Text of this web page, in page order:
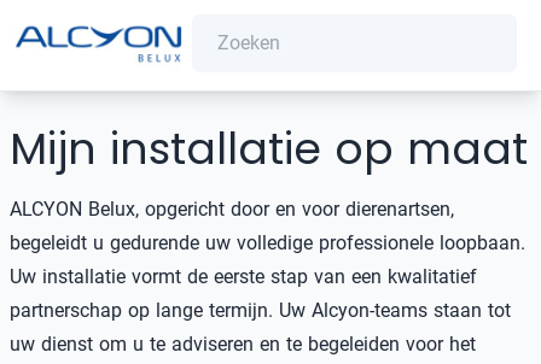
Mijn installatie op maat
ALCYON Belux, opgericht door en voor dierenartsen,
begeleidt u gedurende uw volledige professionele loopbaan.
Uw installatie vormt de eerste stap van een kwalitatief
partnerschap op lange termijn. Uw Alcyon-teams staan tot
uw dienst om u te adviseren en te begeleiden voor het